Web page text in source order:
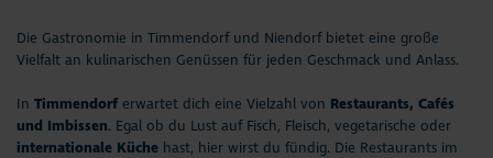
Veranstaltungen
Familienurlaub
Die Gastronomie in Timmendorf und Niendorf bietet eine große
Vielfalt an kulinarischen Genüssen für jeden Geschmack und Anlass.
In Timmendorf erwartet dich eine Vielzahl von Restaurants, Cafés
und Imbissen. Egal ob du Lust auf Fisch, Fleisch, vegetarische oder
internationale Küche hast, hier wirst du fündig. Die Restaurants im